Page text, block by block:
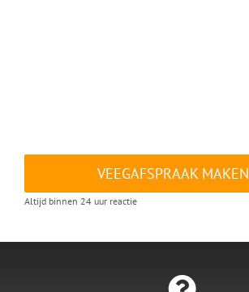
VEEGAFSPRAAK MAKEN
Altijd binnen 24 uur reactie